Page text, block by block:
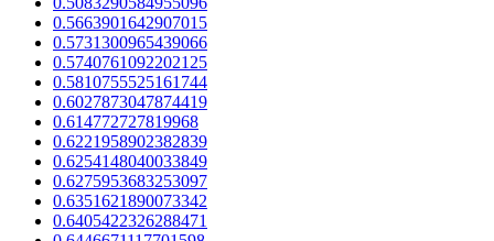
0.5663901642907015
0.5731300965439066
0.5740761092202125
0.5810755525161744
0.6027873047874419
0.614772727819968
0.6221958902382839
0.6254148040033849
0.6275953683253097
0.6351621890073342
0.6405422326288471